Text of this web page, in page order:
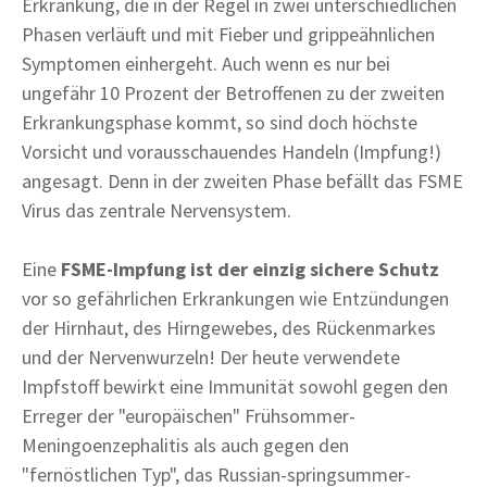
Phasen verläuft und mit Fieber und grippeähnlichen
Symptomen einhergeht. Auch wenn es nur bei
ungefähr 10 Prozent der Betroffenen zu der zweiten
Erkrankungsphase kommt, so sind doch höchste
Vorsicht und vorausschauendes Handeln (Impfung!)
angesagt. Denn in der zweiten Phase befällt das FSME
Virus das zentrale Nervensystem.
Eine FSME-Impfung ist der einzig sichere Schutz
vor so gefährlichen Erkrankungen wie Entzündungen
der Hirnhaut, des Hirngewebes, des Rückenmarkes
und der Nervenwurzeln! Der heute verwendete
Impfstoff bewirkt eine Immunität sowohl gegen den
Erreger der "europäischen" Frühsommer-
Meningoenzephalitis als auch gegen den
"fernöstlichen Typ", das Russian-springsummer-